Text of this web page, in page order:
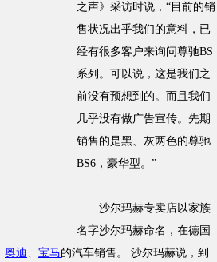
之声》采访时说，“目前的销
售状况出乎我们的意料，已
经有很多客户来询问尊驰BS
系列。可以说，这是我们之
前没有预想到的。而且我们
几乎没有做广告宣传。先期
销售的是黑、灰两色的尊驰
BS6，豪华型。”
沙尔玛赫专卖店以家族
名字沙尔玛赫命名，在德国
奥迪、 宝马的汽车销售。 沙尔玛赫说，到